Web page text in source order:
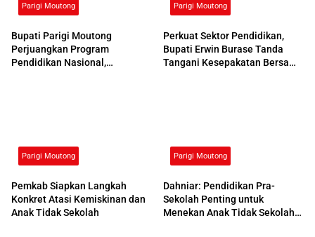
Parigi Moutong
Bupati Parigi Moutong
Perjuangkan Program
Pendidikan Nasional,
Parigi Moutong
Perkuat Sektor Pendidikan,
Bupati Erwin Burase Tanda
Tangani Kesepakatan Bersama
Parigi Moutong
Pemkab Siapkan Langkah
Konkret Atasi Kemiskinan dan
Anak Tidak Sekolah
Parigi Moutong
Dahniar: Pendidikan Pra-
Sekolah Penting untuk
Menekan Anak Tidak Sekolah